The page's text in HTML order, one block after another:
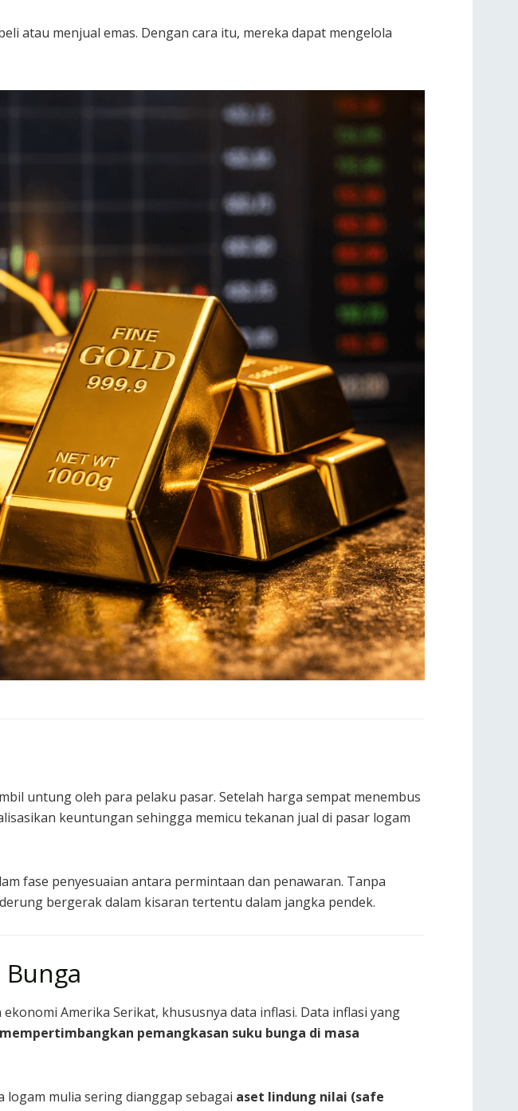
atau menjual emas. Dengan cara itu, mereka dapat mengelola
untung oleh para pelaku pasar. Setelah harga sempat menembus
keuntungan sehingga memicu tekanan jual di pasar logam
fase penyesuaian antara permintaan dan penawaran. Tanpa
bergerak dalam kisaran tertentu dalam jangka pendek.
Amerika Serikat, khususnya data inflasi. Data inflasi yang
pemangkasan suku bunga di masa
mulia sering dianggap sebagai aset lindung nilai (safe